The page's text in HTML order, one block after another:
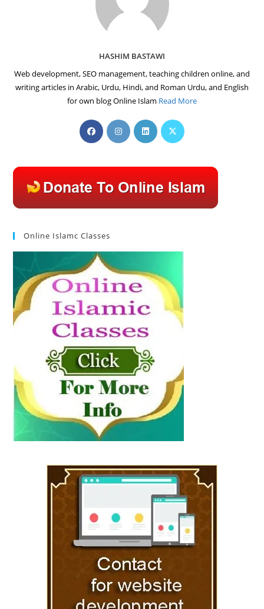
HASHIM BASTAWI
Web development, SEO management, teaching children online, and
writing articles in Arabic, Urdu, Hindi, and Roman Urdu, and English
for own blog Online Islam Read More
Opens
in
new
tab
Opens
in
new
tab
Opens
in
new
tab
Opens
new
tab
Online Islamc Classes